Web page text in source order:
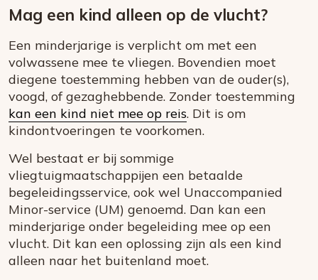
Mag een kind alleen op de vlucht?
Een minderjarige is verplicht om met een
volwassene mee te vliegen. Bovendien moet
diegene toestemming hebben van de ouder(s),
voogd, of gezaghebbende. Zonder toestemming
kan een kind niet mee op reis. Dit is om
kindontvoeringen te voorkomen.
Wel bestaat er bij sommige
vliegtuigmaatschappijen een betaalde
begeleidingsservice, ook wel Unaccompanied
Minor-service (UM) genoemd. Dan kan een
minderjarige onder begeleiding mee op een
vlucht. Dit kan een oplossing zijn als een kind
alleen naar het buitenland moet.